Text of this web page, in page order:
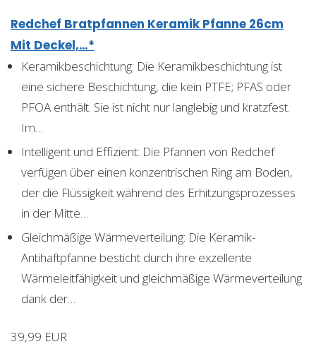
Redchef Bratpfannen Keramik Pfanne 26cm
Mit Deckel,…*
Keramikbeschichtung: Die Keramikbeschichtung ist
eine sichere Beschichtung, die kein PTFE; PFAS oder
PFOA enthält. Sie ist nicht nur langlebig und kratzfest.
Im…
Intelligent und Effizient: Die Pfannen von Redchef
verfügen über einen konzentrischen Ring am Boden,
der die Flüssigkeit während des Erhitzungsprozesses
in der Mitte…
Gleichmäßige Wärmeverteilung: Die Keramik-
Antihaftpfanne besticht durch ihre exzellente
Wärmeleitfähigkeit und gleichmäßige Wärmeverteilung
dank der…
39,99 EUR